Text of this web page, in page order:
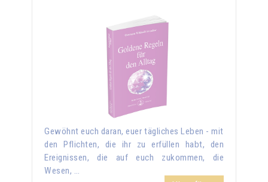
Gewöhnt euch daran, euer tägliches Leben - mit
den Pflichten, die ihr zu erfüllen habt, den
Ereignissen, die auf euch zukommen, die
Wesen, …